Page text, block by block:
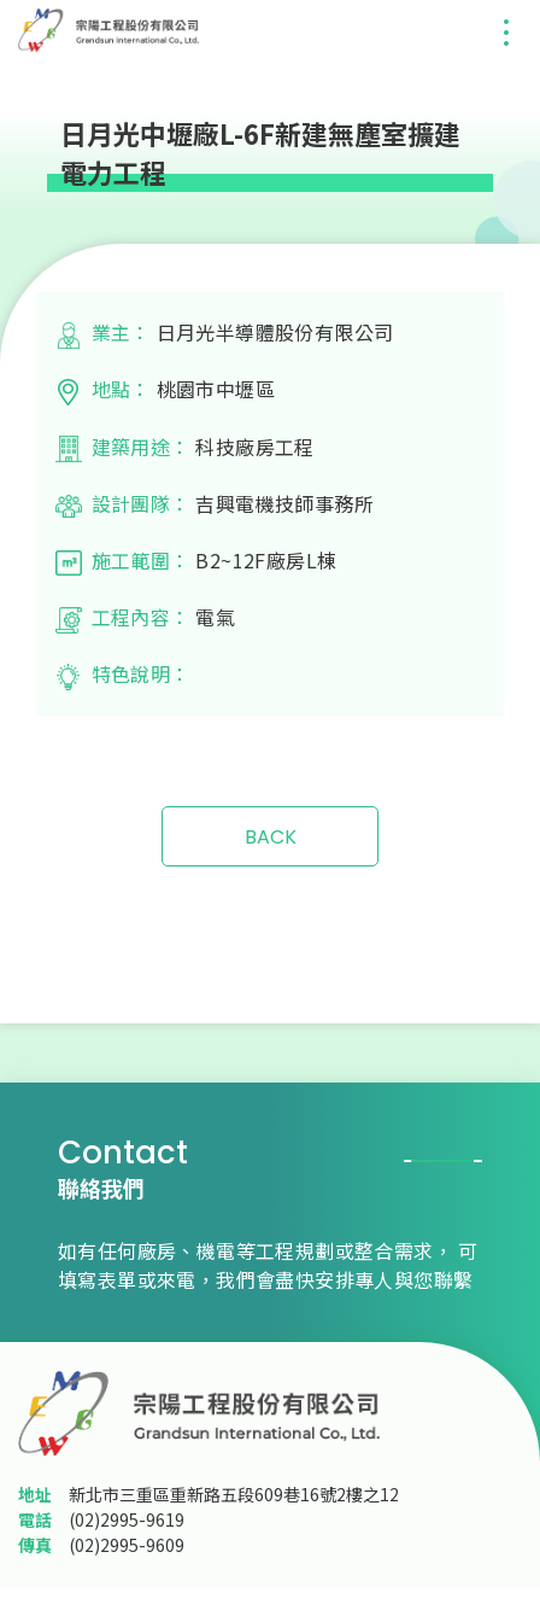
日月光中壢廠L-6F新建無塵室擴建
電力工程
業主：
日月光半導體股份有限公司
地點： 桃園市中壢區
建築用途： 科技廠房工程
設計團隊： 吉興電機技師事務所
施工範圍： B2~12F廠房L棟
工程內容： 電氣
特色說明：
BACK
Contact
聯絡我們
如有任何廠房、機電等工程規劃或整合需求， 可
填寫表單或來電，我們會盡快安排專人與您聯繫
地址
新北市三重區重新路五段609巷16號2樓之12
電話
(02)2995-9619
傳真
(02)2995-9609